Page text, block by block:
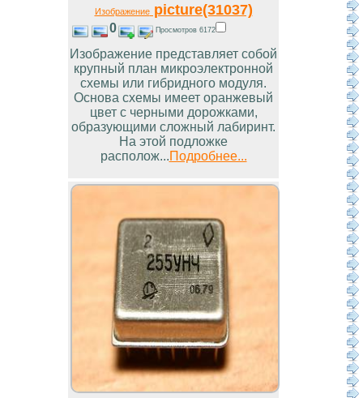
Изображениеpicture(31037)
0 Просмотров 6172
Изображение представляет собой
крупный план микроэлектронной
схемы или гибридного модуля.
Основа схемы имеет оранжевый
цвет с черными дорожками,
образующими сложный лабиринт.
На этой подложке
располож...Подробнее...